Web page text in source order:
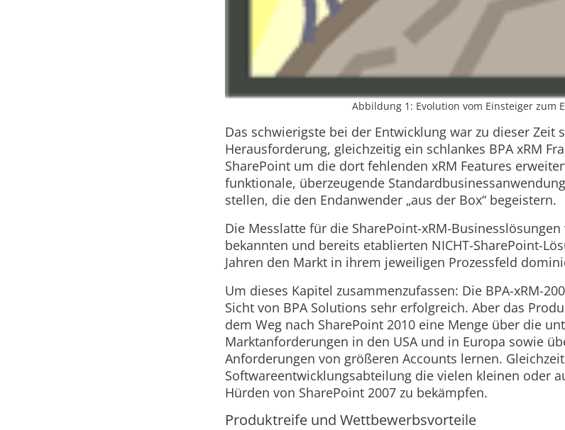
Abbildung 1: Evolution vom Einsteiger zum
Das schwierigste bei der Entwicklung war zu dieser Zeit
Herausforderung, gleichzeitig ein schlankes BPA xRM
SharePoint um die dort fehlenden xRM Features
funktionale, überzeugende
stellen, die den Endanwender „aus der Box“ begeistern.
Die Messlatte für die SharePoint-xRM-
bekannten und bereits etablierten NICHT-SharePoint-
Jahren den Markt in ihrem jeweiligen Prozessfeld
Um dieses Kapitel zusammenzufassen: Die BPA-xRM-
Sicht von BPA Solutions sehr erfolgreich. Aber das
dem Weg nach SharePoint 2010 eine Menge über die
Marktanforderungen in den USA und in Europa sowie
Anforderungen von größeren Accounts lernen.
Softwareentwicklungsabteilung die vielen kleinen oder
Hürden von SharePoint 2007 zu bekämpfen.
Produktreife und Wettbewerbsvorteile